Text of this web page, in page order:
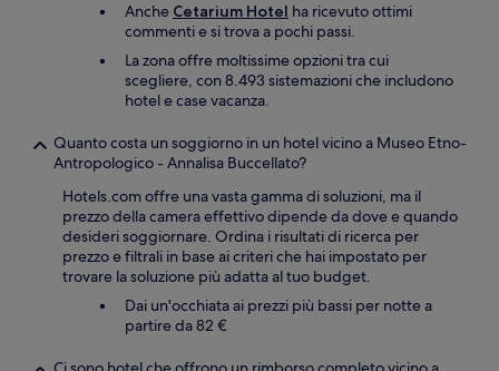
Anche Cetarium Hotel ha ricevuto ottimi
commenti e si trova a pochi passi.
La zona offre moltissime opzioni tra cui
scegliere, con 8.493 sistemazioni che includono
hotel e case vacanza.
Quanto costa un soggiorno in un hotel vicino a Museo Etno-
Antropologico - Annalisa Buccellato?
Hotels.com offre una vasta gamma di soluzioni, ma il
prezzo della camera effettivo dipende da dove e quando
desideri soggiornare. Ordina i risultati di ricerca per
prezzo e filtrali in base ai criteri che hai impostato per
trovare la soluzione più adatta al tuo budget.
Dai un'occhiata ai prezzi più bassi per notte a
partire da 82 €